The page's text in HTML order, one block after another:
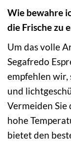
Wie bewahre
die Frische zu
Um das volle
Segafredo
empfehlen wir,
und
Vermeiden
hohe
bietet den